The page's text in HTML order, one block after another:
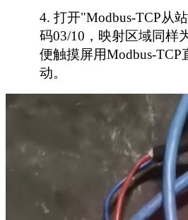
4. 打开"Modbus-TCP从
码03/10，映射区域同样
便触摸屏用Modbus-
动。